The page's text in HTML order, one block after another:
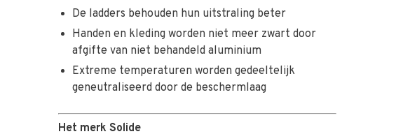
De ladders behouden hun uitstraling beter
Handen en kleding worden niet meer zwart door
afgifte van niet behandeld aluminium
Extreme temperaturen worden gedeeltelijk
geneutraliseerd door de beschermlaag
Het merk Solide